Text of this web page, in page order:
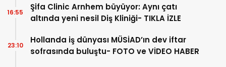
Şifa Clinic Arnhem büyüyor: Aynı çatı
altında yeni nesil Diş Kliniği- TIKLA İZLE
16:55
Hollanda iş dünyası MÜSİAD’ın dev iftar
sofrasında buluştu- FOTO ve VİDEO HABER
23:10